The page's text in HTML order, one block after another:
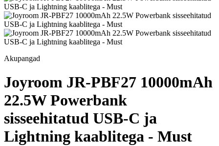
Akupangad
Joyroom JR-PBF27 10000mAh
22.5W Powerbank
sisseehitatud USB-C ja
Lightning kaablitega - Must